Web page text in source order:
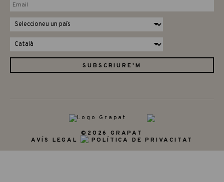
©2026 GRAPAT
AVÍS LEGAL
POLÍTICA DE PRIVACITAT